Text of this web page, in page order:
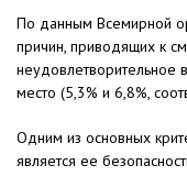
По данным Всемирной
причин, приводящих к
неудовлетворительное
место (5,3% и 6,8%,
Одним из основных
является ее